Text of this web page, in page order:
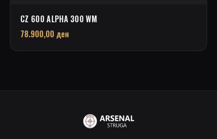
CZ 600 ALPHA 300 WM
78.900,00 ден